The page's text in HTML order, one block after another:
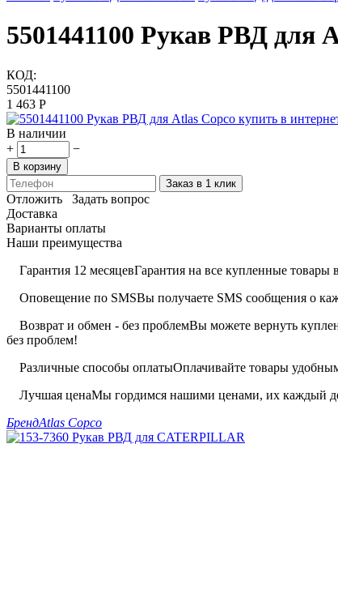
5501441100 Рукав РВД для
КОД:
5501441100
1 463 Р
В наличии
+
−
В корзину
Заказ в 1 клик
Отложить
Задать вопрос
Доставка
Варианты оплаты
Наши преимущества
Гарантия 12 месяцевГарантия на все купленные товары
Оповещение по SMSВы получаете SMS сообщения о
Возврат и обмен - без проблемВы можете вернуть
без проблем!
Различные способы оплатыОплачивайте товары
Лучшая ценаМы гордимся нашими ценами, их каждый
БрендAtlas Copco